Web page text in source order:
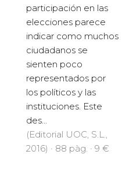
participación en las
elecciones parece
indicar como muchos
ciudadanos se
sienten poco
representados por
los políticos y las
instituciones. Este
des...
(Editorial UOC, S.L.,
2016) · 88 pàg. · 9 €